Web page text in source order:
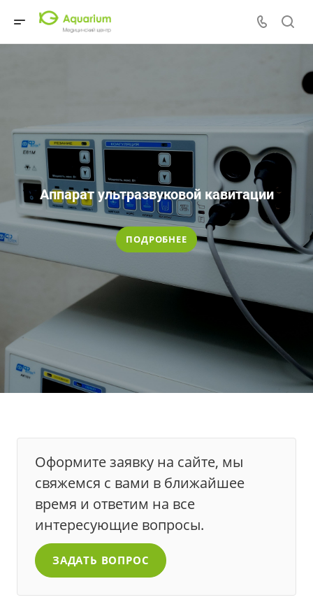
Аппарат ультразвуковой кавитации
ПОДРОБНЕЕ
Оформите заявку на сайте, мы
свяжемся с вами в ближайшее
время и ответим на все
интересующие вопросы.
ЗАДАТЬ ВОПРОС